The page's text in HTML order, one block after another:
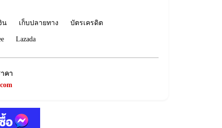
น เก็บปลายทาง บัตรเครดิต
Lazada
คา